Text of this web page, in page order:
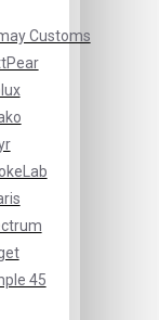
Customs
45